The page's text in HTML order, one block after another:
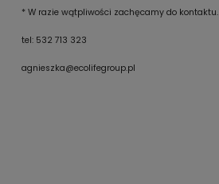
* W razie wątpliwości zachęcamy do kontaktu.
tel: 532 713 323
agnieszka@ecolifegroup.pl